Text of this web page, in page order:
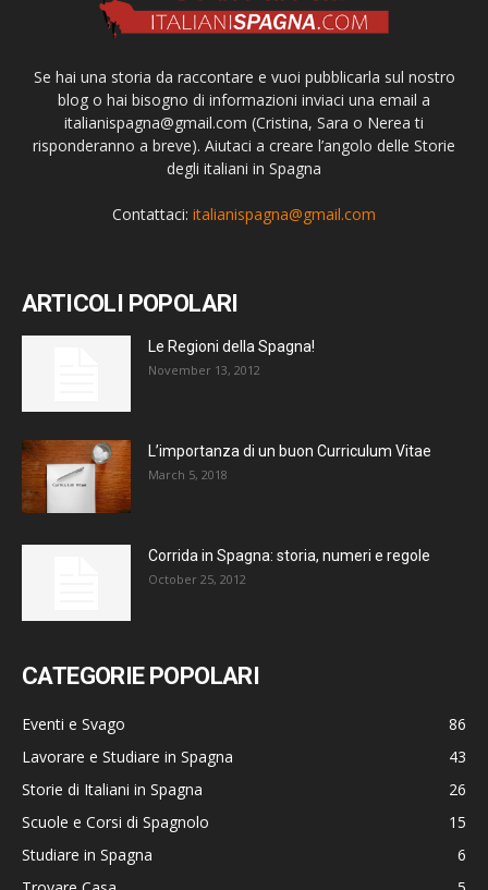
Se hai una storia da raccontare e vuoi pubblicarla sul nostro
blog o hai bisogno di informazioni inviaci una email a
italianispagna@gmail.com (Cristina, Sara o Nerea ti
risponderanno a breve). Aiutaci a creare l’angolo delle Storie
degli italiani in Spagna
Contattaci: italianispagna@gmail.com
ARTICOLI POPOLARI
Le Regioni della Spagna!
November 13, 2012
L’importanza di un buon Curriculum Vitae
March 5, 2018
Corrida in Spagna: storia, numeri e regole
October 25, 2012
CATEGORIE POPOLARI
Eventi e Svago
86
Lavorare e Studiare in Spagna
43
Storie di Italiani in Spagna
26
Scuole e Corsi di Spagnolo
15
Studiare in Spagna
6